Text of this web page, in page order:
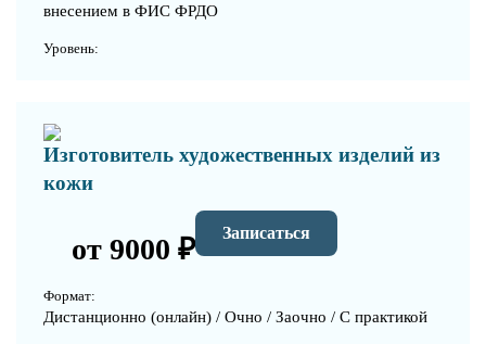
внесением в ФИС ФРДО
Уровень:
Изготовитель художественных изделий из
кожи
от 9000 ₽ Записаться
Формат:
Дистанционно (онлайн) / Очно / Заочно / С практикой